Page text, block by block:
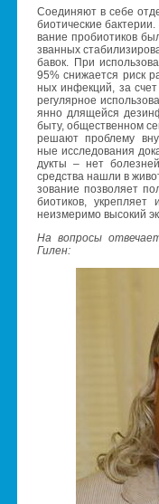
Со­еди­ня­ют в себе
био­ти­че­ские
ва­ние про­био­ти­ков
зван­ных
ба­вок. При
95% сни­жа­ет­ся риск
ных ин­фек­ций, за
ре­гу­ляр­ное
ян­но для­щей­ся
быту, об­ще­ствен­ном
ре­ша­ют про­бле­му
ные ис­сле­до­ва­ния
дук­ты – нет
сред­ства нашли в
зо­ва­ние поз­во­ля­ет
био­ти­ков,
неиз­ме­ри­мо вы­со­кий
На во­про­сы
Гилен: